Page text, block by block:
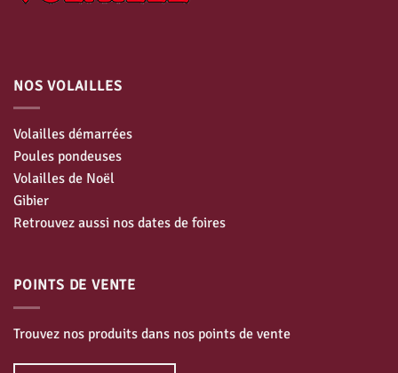
NOS VOLAILLES
Volailles démarrées
Poules pondeuses
Volailles de Noël
Gibier
Retrouvez aussi nos dates de foires
POINTS DE VENTE
Trouvez nos produits dans nos points de vente